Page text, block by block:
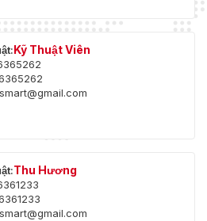
Kỹ Thuật Viên
Thu Hương